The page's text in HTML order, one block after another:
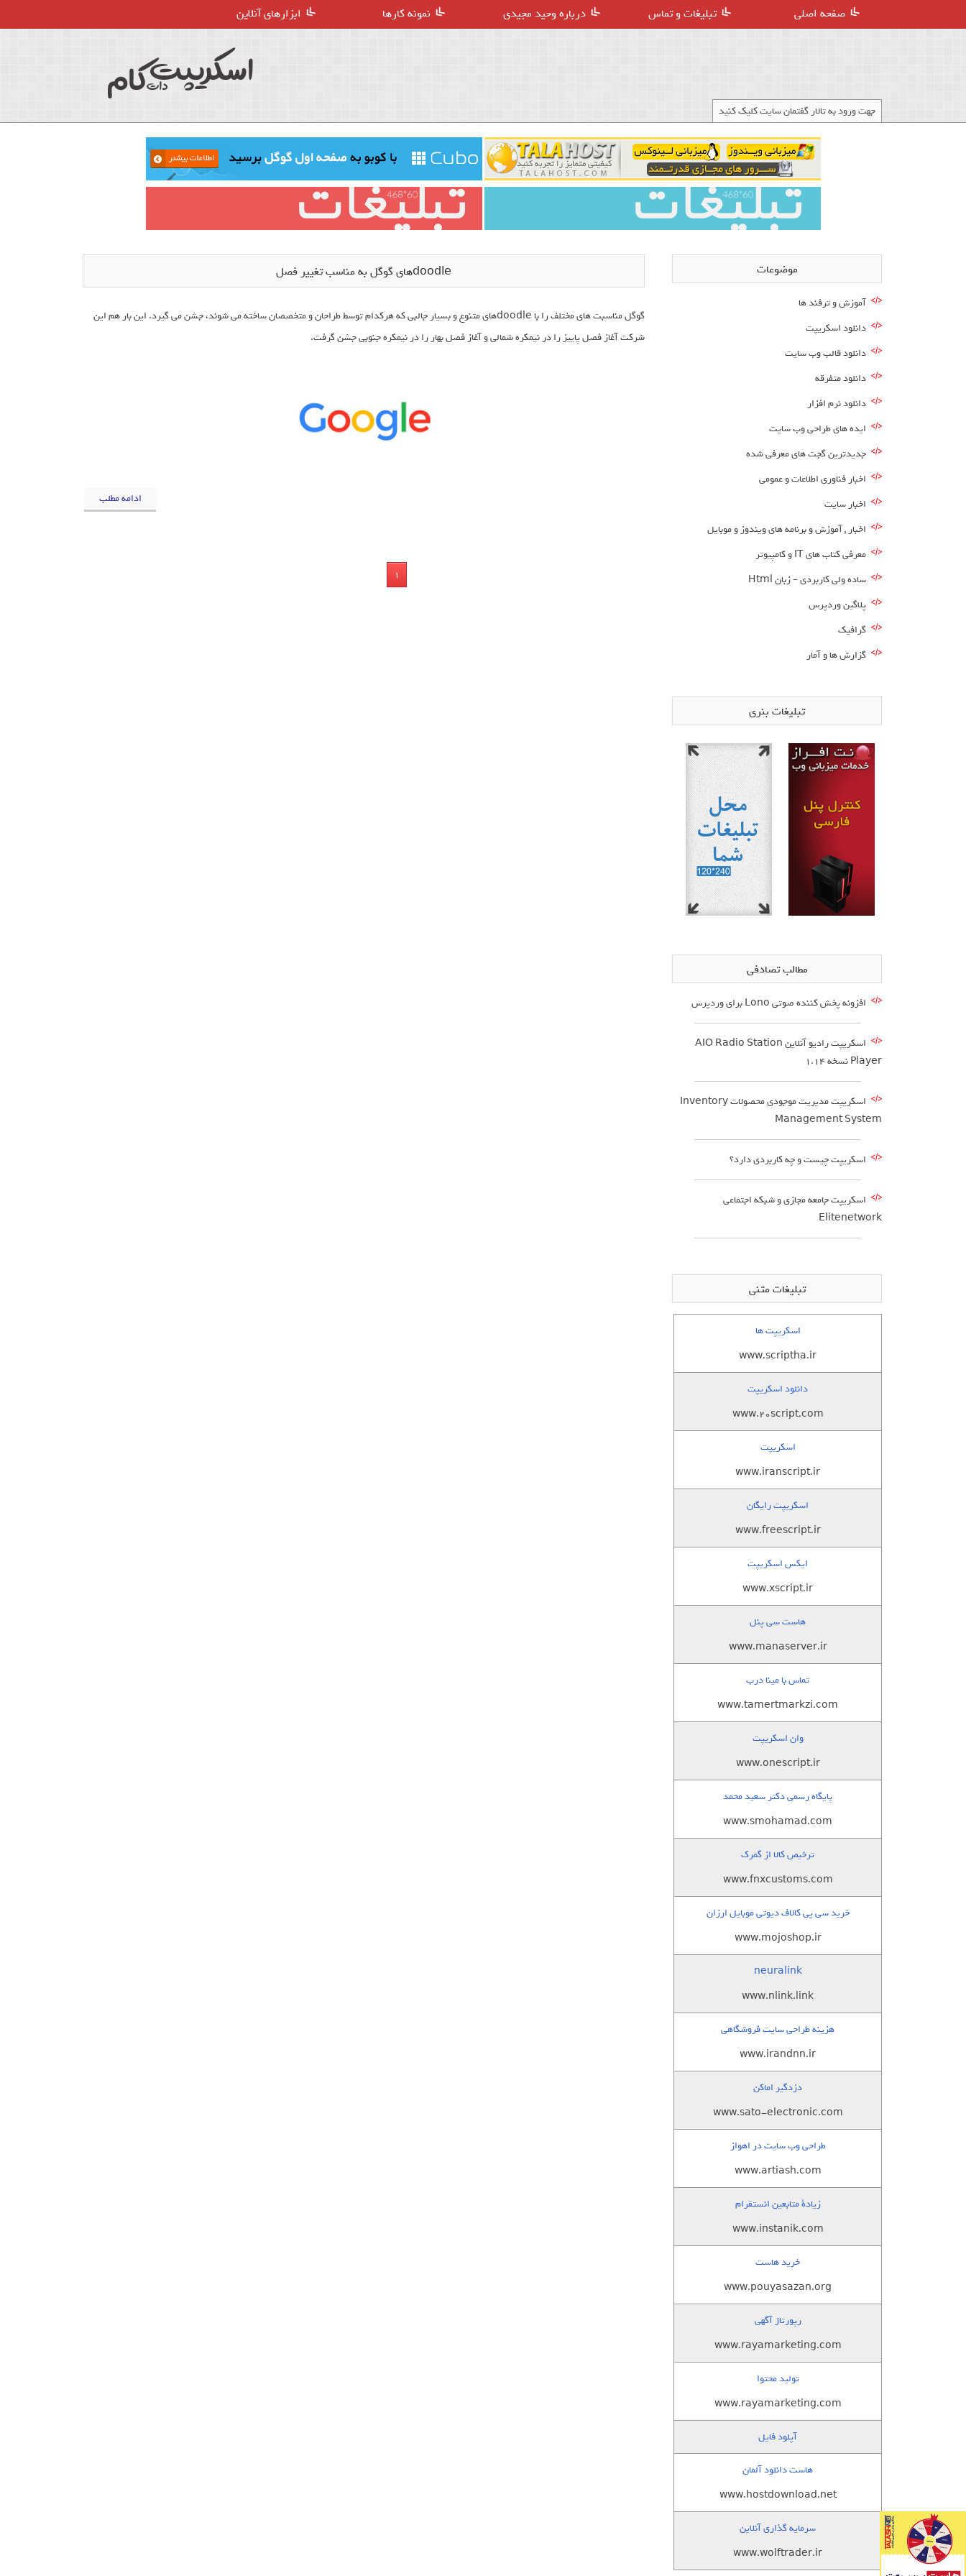
صفحه اصلی تبلیغات و تماس درباره وحید مجیدی نمونه کارها ابزارهای آنلاین
جهت ورود به تالار گفتمان سایت کلیک کنید
doodleهای گوگل به مناسب تغییر فصل
گوگل مناسبت های مختلف را با doodleهای متنوع و بسیار جالبی که هرکدام توسط طراحان و متخصصان ساخته می شوند، جشن می گیرد. این بار هم این
شرکت آغاز فصل پاییز را در نیمکره شمالی و آغاز فصل بهار را در نیمکره جنوبی جشن گرفت.
ادامه مطلب
1
موضوعات
آموزش و ترفند ها
دانلود اسکریپت
دانلود قالب وب سایت
دانلود متفرقه
دانلود نرم افزار
ایده های طراحی وب سایت
جدیدترین گجت های معرفی شده
اخبار فناوری اطلاعات و عمومی
اخبار سایت
اخبار , آموزش و برنامه های ویندوز و موبایل
معرفی کتاب های IT و کامپیوتر
ساده ولی کاربردی – زبان Html
پلاگین وردپرس
گرافیک
گزارش ها و آمار
تبلیغات بنری
مطالب تصادفی
افزونه پخش کننده صوتی Lono برای وردپرس
اسکریپت رادیو آنلاین AIO Radio Station
Player نسخه 1.14
اسکریپت مدیریت موجودی محصولات Inventory
Management System
اسکریپت چیست و چه کاربردی دارد؟
اسکریپت جامعه مجازی و شبکه اجتماعی
Elitenetwork
تبلیغات متنی
اسکریپت ها
www.scriptha.ir
دانلود اسکریپت
www.20script.com
اسکریپت
www.iranscript.ir
اسکریپت رایگان
www.freescript.ir
ایکس اسکریپت
www.xscript.ir
هاست سی پنل
www.manaserver.ir
تماس با مینا درب
www.tamertmarkzi.com
وان اسکریپت
www.onescript.ir
پایگاه رسمی دکتر سعید محمد
www.smohamad.com
ترخیص کالا از گمرک
www.fnxcustoms.com
خرید سی پی کالاف دیوتی موبایل ارزان
www.mojoshop.ir
neuralink
www.nlink.link
هزینه طراحی سایت فروشگاهی
www.irandnn.ir
دزدگیر اماکن
www.sato-electronic.com
طراحی وب سایت در اهواز
www.artiash.com
زيادة متابعين انستقرام
www.instanik.com
خرید هاست
www.pouyasazan.org
رپورتاژ آگهی
www.rayamarketing.com
تولید محتوا
www.rayamarketing.com
آپلود فایل
هاست دانلود آلمان
www.hostdownload.net
سرمایه گذاری آنلاین
www.wolftrader.ir